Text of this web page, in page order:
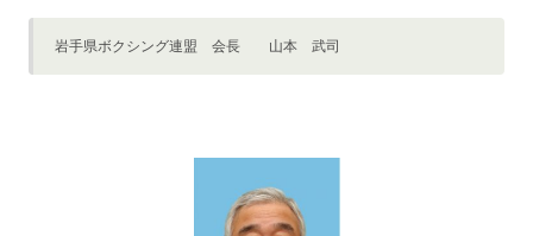
岩手県ボクシング連盟 会長 山本 武司